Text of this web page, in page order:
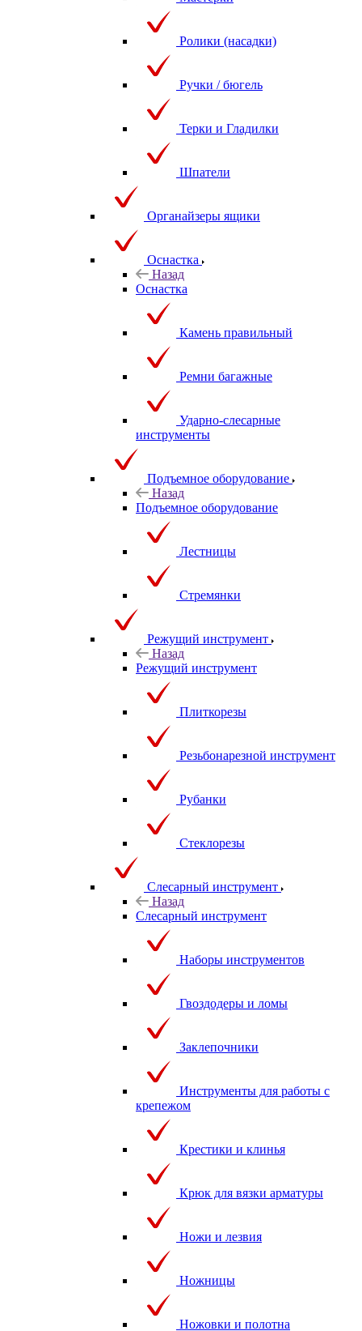
Ролики (насадки)
Ручки / бюгель
Терки и Гладилки
Шпатели
Органайзеры ящики
Оснастка
Назад
Оснастка
Камень правильный
Ремни багажные
Ударно-слесарные
инструменты
Подъемное оборудование
Назад
Подъемное оборудование
Лестницы
Стремянки
Режущий инструмент
Назад
Режущий инструмент
Плиткорезы
Резьбонарезной инструмент
Рубанки
Стеклорезы
Слесарный инструмент
Назад
Слесарный инструмент
Наборы инструментов
Гвоздодеры и ломы
Заклепочники
Инструменты для работы с
крепежом
Крестики и клинья
Крюк для вязки арматуры
Ножи и лезвия
Ножницы
Ножовки и полотна